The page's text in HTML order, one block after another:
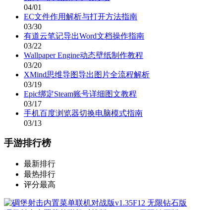
04/01
EC文件作用解析与打开方法指南
03/30
有道云笔记导出Word文档操作指南
03/22
Wallpaper Engine动态壁纸制作教程
03/20
XMind思维导图导出图片全流程解析
03/19
Epic绑定Steam账号详细图文教程
03/17
手机百度浏览器切换电脑模式指南
03/13
手游排行榜
最新排行
最热排行
评分最高